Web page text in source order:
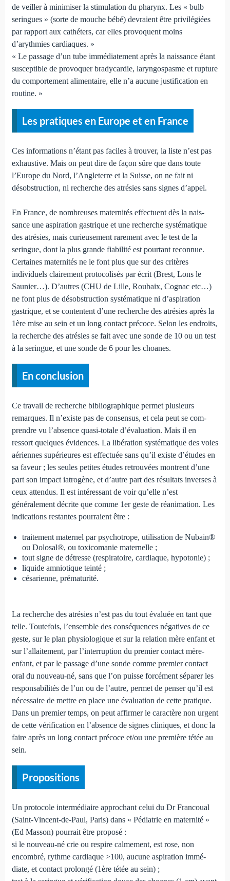
de veiller à minimiser la stimulation du pharynx. Les « bulb
seringues » (sorte de mouche bébé) devraient être privilégiées
par rapport aux cathéters, car elles provoquent moins
d’arythmies cardiaques. »
« Le passage d’un tube immédiatement après la nais­sance étant
susceptible de provoquer bradycardie, laryngos­pasme et rupture
du comportement alimentaire, elle n’a aucune justification en
routine. »
Les pratiques en Europe et en France
Ces informations n’étant pas faciles à trouver, la liste n’est pas
exhaustive. Mais on peut dire de façon sûre que dans toute
l’Europe du Nord, l’Angleterre et la Suisse, on ne fait ni
désobstruction, ni recherche des atrésies sans si­gnes d’appel.
En France, de nombreuses maternités effectuent dès la nais­
sance une aspiration gastrique et une recherche systé­mati­que
des atrésies, mais curieusement rarement avec le test de la
seringue, dont la plus grande fiabilité est pourtant re­connue.
Certaines maternités ne le font plus que sur des critères
individuels clairement protocolisés par écrit (Brest, Lons le
Saunier…). D’autres (CHU de Lille, Roubaix, Co­gnac etc…)
ne font plus de désobstruction systématique ni d’aspiration
gastrique, et se contentent d’une recherche des atrésies après la
1ère mise au sein et un long contact précoce. Selon les endroits,
la recherche des atrésies se fait avec une sonde de 10 ou un test
à la seringue, et une sonde de 6 pour les choanes.
En conclusion
Ce travail de recherche bibliographique permet plusieurs
remarques. Il n’existe pas de consensus, et cela peut se com­
prendre vu l’absence quasi-totale d’évaluation. Mais il en
ressort quelques évidences. La libération systématique des voies
aériennes supérieures est effectuée sans qu’il existe d’études en
sa faveur ; les seules petites études retrouvées montrent d’une
part son impact iatrogène, et d’autre part des résultats inverses à
ceux attendus. Il est intéressant de voir qu’elle n’est
généralement décrite que comme 1er geste de réanimation. Les
indications restantes pourraient être :
traitement maternel par psychotrope, utilisation de Nu­bain®
ou Dolosal®, ou toxicomanie maternelle ;
tout signe de détresse (respiratoire, cardiaque, hypoto­nie) ;
liquide amniotique teinté ;
césarienne, prématurité.
La recherche des atrésies n’est pas du tout évaluée en tant que
telle. Toutefois, l’ensemble des conséquences néga­tives de ce
geste, sur le plan physiologique et sur la relation mère enfant et
sur l’allaitement, par l’interruption du premier contact mère-
enfant, et par le passage d’une sonde comme premier contact
oral du nouveau-né, sans que l’on puisse forcément séparer les
responsabilités de l’un ou de l’autre, permet de penser qu’il est
nécessaire de mettre en place une évaluation de cette pratique.
Dans un premier temps, on peut affirmer le caractère non urgent
de cette vérification en l’absence de signes cliniques, et donc la
faire après un long contact précoce et/ou une première tétée au
sein.
Propositions
Un protocole intermédiaire approchant celui du Dr Fran­coual
(Saint-Vincent-de-Paul, Paris) dans « Pédiatrie en ma­ternité »
(Ed Masson) pourrait être proposé :
si le nouveau-né crie ou respire calmement, est rose, non
encombré, rythme cardiaque >100, aucune aspiration immé­
diate, et contact prolongé (1ère tétée au sein) ;